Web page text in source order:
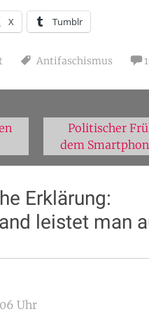
X Tumblr
Antifaschismus
Politischer
dem
Erklärung:
leistet man
Uhr